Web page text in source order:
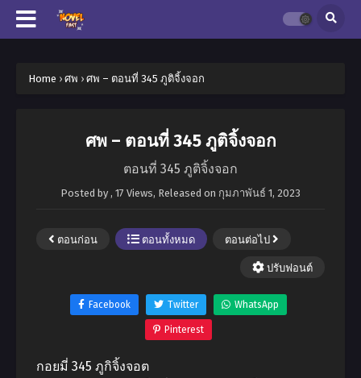
Home › ศพ › ศพ – ตอนที่ 345 ภูติจิ้งจอก
ศพ – ตอนที่ 345 ภูติจิ้งจอก
ตอนที่ 345 ภูติจิ้งจอก
Posted by , 17 Views, Released on กุมภาพันธ์ 1, 2023
ตอนก่อน ตอนทั้งหมด ตอนต่อไป
ปรับฟอนต์
Facebook Twitter WhatsApp
Pinterest
กอยมี่ 345 ภูกิจิ้งจอต